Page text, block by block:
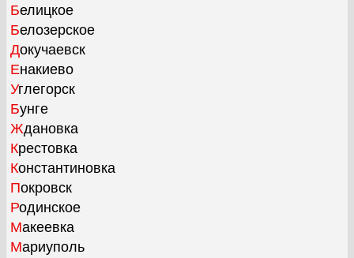
Белицкое
Белозерское
Докучаевск
Енакиево
Углегорск
Бунге
Ждановка
Крестовка
Константиновка
Покровск
Родинское
Макеевка
Мариуполь